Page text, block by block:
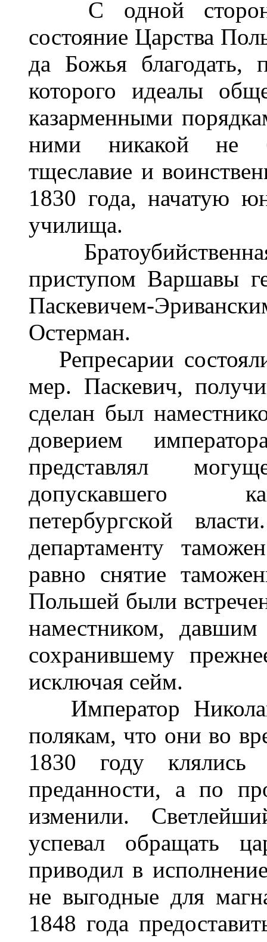
С одной стороны,
состояние Царства
да Божья благодать,
которого идеалы
казарменными
ними никакой не
тщеславие и
1830 года, начатую
училища.
приступом Варшавы
Паскевичем-
Остерман.
Репресарии
мер. Паскевич,
сделан был
доверием
представлял
допускавшего
петербургской
департаменту
равно снятие
Польшей были
наместником, давшим
сохранившему
исключая сейм.
Император
полякам, что они во
1830 году клялись
преданности, а по
изменили.
успевал обращать
приводил в
не выгодные для
1848 года